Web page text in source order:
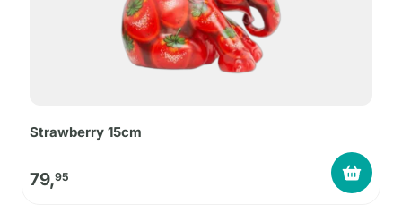
Strawberry 15cm
79,95